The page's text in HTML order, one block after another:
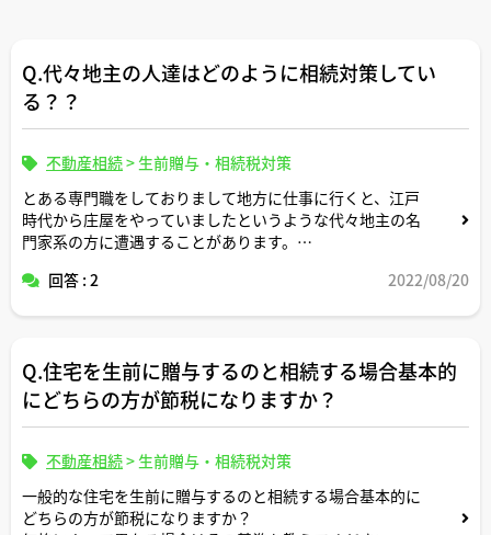
Q.代々地主の人達はどのように相続対策してい
る？？
不動産相続> 生前贈与・相続税対策
とある専門職をしておりまして地方に仕事に行くと、江戸
時代から庄屋をやっていましたというような代々地主の名
門家系の方に遭遇することがあります。
一般的に今の相続税制だと３代で資産が無くなると言われ
何か地主の方達だけ知る特殊な相続方法があったりするの
でしょうか。
回答 : 2 2022/08/20
Q.住宅を生前に贈与するのと相続する場合基本的
にどちらの方が節税になりますか？
不動産相続> 生前贈与・相続税対策
一般的な住宅を生前に贈与するのと相続する場合基本的に
どちらの方が節税になりますか？